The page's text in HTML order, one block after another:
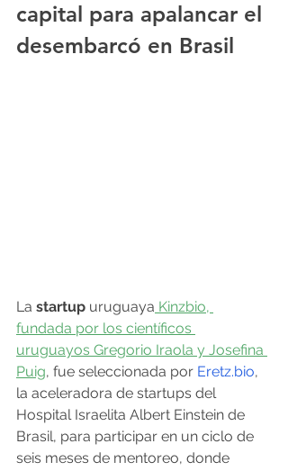
capital para apalancar el
desembarcó en Brasil
La startup uruguaya Kinzbio,
fundada por los científicos
uruguayos Gregorio Iraola y Josefina
Puig, fue seleccionada por Eretz.bio,
la aceleradora de startups del
Hospital Israelita Albert Einstein de
Brasil, para participar en un ciclo de
seis meses de mentoreo, donde